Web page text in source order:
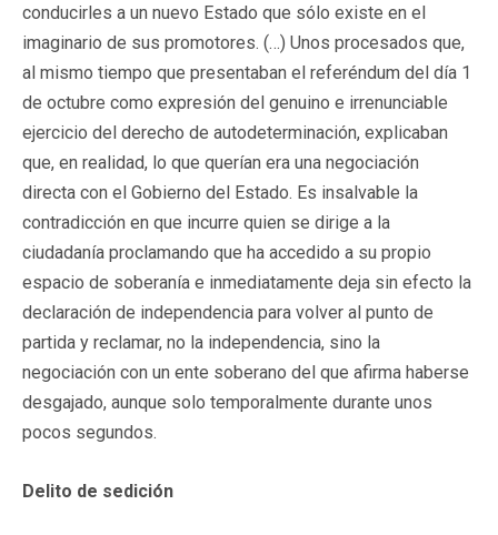
conducirles a un nuevo Estado que sólo existe en el
imaginario de sus promotores. (…) Unos procesados que,
al mismo tiempo que presentaban el referéndum del día 1
de octubre como expresión del genuino e irrenunciable
ejercicio del derecho de autodeterminación, explicaban
que, en realidad, lo que querían era una negociación
directa con el Gobierno del Estado. Es insalvable la
contradicción en que incurre quien se dirige a la
ciudadanía proclamando que ha accedido a su propio
espacio de soberanía e inmediatamente deja sin efecto la
declaración de independencia para volver al punto de
partida y reclamar, no la independencia, sino la
negociación con un ente soberano del que afirma haberse
desgajado, aunque solo temporalmente durante unos
pocos segundos.
Delito de sedición